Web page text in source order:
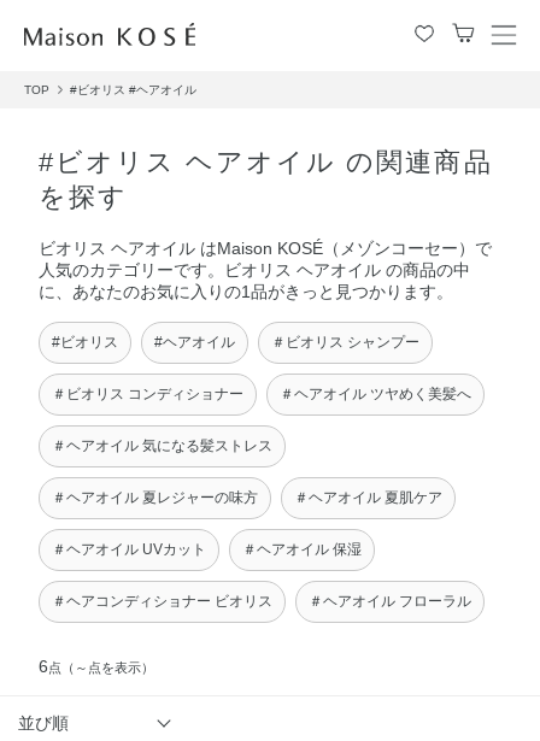
メ
TOP #ビオリス #ヘアオイル
#ビオリス ヘアオイル の関連商品
を探す
ビオリス ヘアオイル はMaison KOSÉ（メゾンコーセー）で
人気のカテゴリーです。ビオリス ヘアオイル の商品の中
に、あなたのお気に入りの1品がきっと見つかります。
#ビオリス #ヘアオイル ＃ビオリス シャンプー
＃ビオリス コンディショナー ＃ヘアオイル ツヤめく美髪へ
＃ヘアオイル 気になる髪ストレス
＃ヘアオイル 夏レジャーの味方 ＃ヘアオイル 夏肌ケア
＃ヘアオイル UVカット ＃ヘアオイル 保湿
＃ヘアコンディショナー ビオリス ＃ヘアオイル フローラル
6点 （～点を表示）
並び順